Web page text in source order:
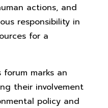
actions, and
responsibility in
for a
marks an
their involvement
policy and